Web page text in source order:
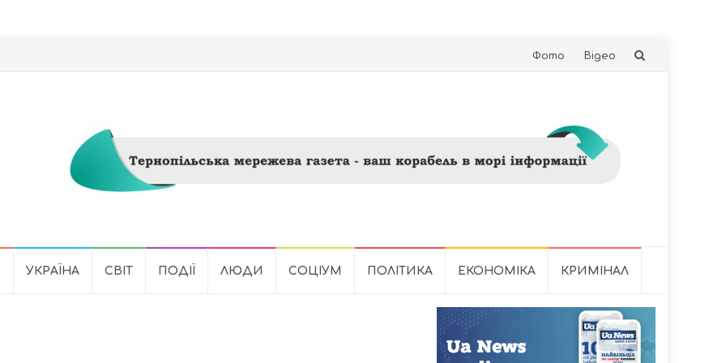
Skip
Фото Відео
УКРАЇНА СВІТ ПОДІЇ ЛЮДИ СОЦІУМ ПОЛІТИКА ЕКОНОМІКА КРИМІНАЛ